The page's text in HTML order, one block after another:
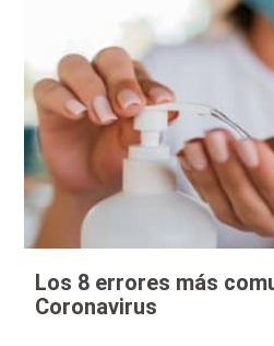
Los 8 errores más
Coronavirus